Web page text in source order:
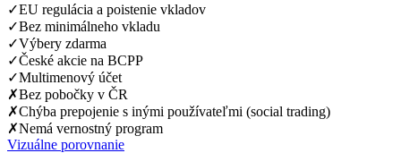
✓EU regulácia a poistenie vkladov
✓Bez minimálneho vkladu
✓Výbery zdarma
✓České akcie na BCPP
✓Multimenový účet
✗Bez pobočky v ČR
✗Chýba prepojenie s inými používateľmi (social trading)
✗Nemá vernostný program
Vizuálne porovnanie